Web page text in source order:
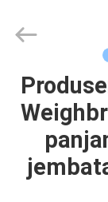
RUMAH
PRODUK
VIDEO
Co.,Limited.